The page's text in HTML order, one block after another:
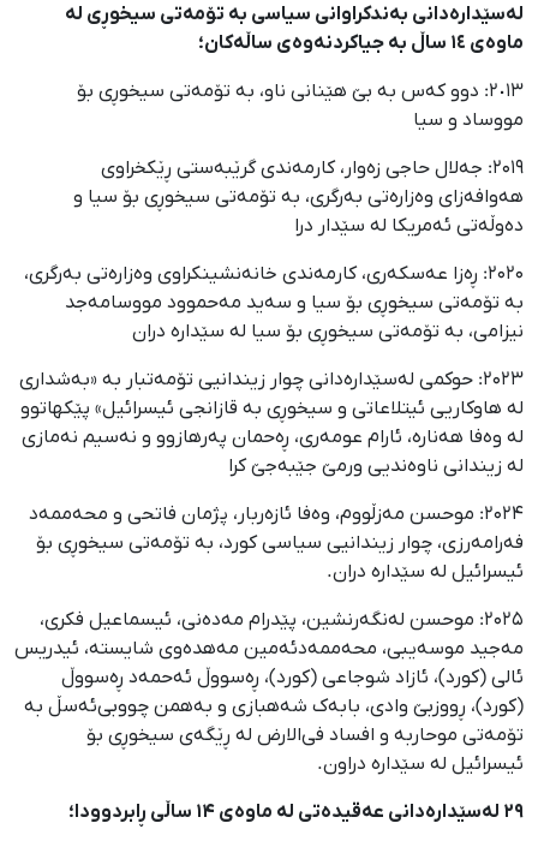
لەسێدارەدانی بەندکراوانی سیاسی بە تۆمەتی سیخوڕی لە
ماوەی ١٤ ساڵ بە جیاکردنەوەی ساڵەکان؛
٢٠١٣: دوو کەس بە بێ هێنانی ناو، بە تۆمەتی سیخوڕی بۆ
مووساد و سیا
۲۰۱۹: جەلال حاجی زەوار، کارمەندی گرێبەستی ڕێکخراوی
هەوافەزای وەزارەتی بەرگری، به تۆمەتی سیخوڕی بۆ سیا و
دەوڵەتی ئەمریکا لە سێدار درا
۲۰۲۰: ڕەزا عەسکەری، کارمەندی خانەنشینکراوی وەزارەتی بەرگری،
به تۆمەتی سیخوڕی بۆ سیا و سەید مەحموود مووسا‌مەجد
نیزامی، به تۆمەتی سیخوڕی بۆ سیا لە سێدارە دران
۲۰۲۳: حوکمی لەسێدارەدانی چوار زیندانیی تۆمەتبار بە «بەشداری
لە هاوکاریی ئیتلاعاتی و سیخوڕی بە قازانجی ئیسرائیل» پێکهاتوو
لە وەفا هەناره، ئارام عومەری، ڕەحمان پەرهازوو و نەسیم نەمازی
لە زیندانی ناوەندیی ورمێ جێبەجێ کرا
۲۰۲۴: موحسن مەزڵووم، وەفا ئازەربار، پژمان فاتحی و محەممەد
فەرامەرزی، چوار زیندانیی سیاسی کورد، بە تۆمەتی سیخوڕی بۆ
ئیسرائیل لە سێدارە دران.
۲۰۲۵: موحسن لەنگەرنشین، پێدرام مەدەنی، ئیسماعیل فکری،
مەجید موسەیبی، محەممەدئەمین مەهدەوی شایسته، ئیدریس
ئالی (کورد)، ئازاد شوجاعی (کورد)، ڕەسووڵ ئەحمەد ڕەسووڵ
(کورد)، ڕووزبێ وادی، بابەک شەهبازی و بەهمن چووبی‌ئەسڵ به
تۆمەتی موحاربه و افساد فی‌الارض لە ڕێگەی سیخوڕی بۆ
ئیسرائیل لە سێدارە دراون.
۲۹ لەسێدارەدانی عەقیدەتی لە ماوەی ۱۴ ساڵی ڕابردوودا؛